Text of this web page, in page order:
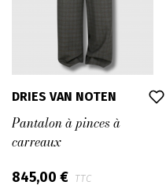
DRIES VAN NOTEN
Pantalon à pinces à
carreaux
845,00 € TTC